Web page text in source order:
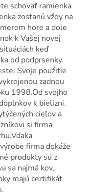
schovať ramienka
zostanú vždy na
hore a dole
k Vašej novej
keď
od podprsenky.
Svoje použitie
zadnou
1998.Od svojho
k bielizni.
cieľov a
si firma
firma dokáže
produkty sú z
sa najmä kov,
majú certifikát